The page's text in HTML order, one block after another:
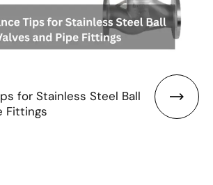
for Stainless Steel Ball
Fittings